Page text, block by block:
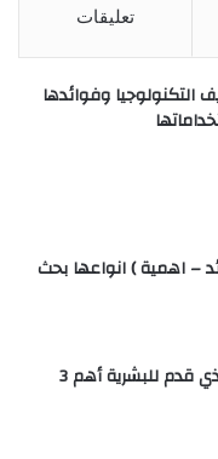
تعليقات
وفوائدها
– اهمية ) انواعها بحث
نيكولا تسلا المخترع الذي قدم للبشرية أهم 3